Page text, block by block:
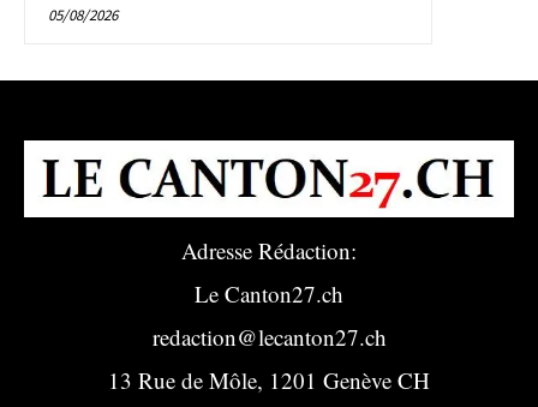
05/08/2026
Adresse Rédaction:
Le Canton27.ch
redaction@lecanton27.ch
13 Rue de Môle, 1201 Genève CH